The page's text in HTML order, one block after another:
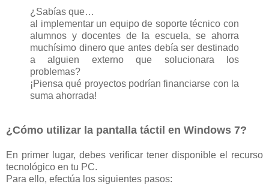
¿Sabías que…
al implementar un equipo de soporte técnico con
alumnos y docentes de la escuela, se ahorra
muchísimo dinero que antes debía ser destinado
a alguien externo que solucionara los
problemas?
¡Piensa qué proyectos podrían financiarse con la
suma ahorrada!
¿Cómo utilizar la pantalla táctil en Windows 7?
En primer lugar, debes verificar tener disponible el recurso
tecnológico en tu PC.
Para ello, efectúa los siguientes pasos: